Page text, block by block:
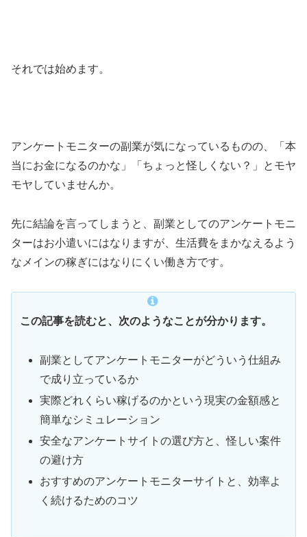
それでは始めます。
アンケートモニターの副業が気になっているものの、「本
当にお金になるのかな」「ちょっと怪しくない？」とモヤ
モヤしていませんか。
先に結論を言ってしまうと、副業としてのアンケートモニ
ターはお小遣いにはなりますが、生活費をまかなえるよう
なメインの稼ぎにはなりにくい働き方です。
この記事を読むと、次のようなことが分かります。
副業としてアンケートモニターがどういう仕組み
で成り立っているか
実際どれくらい稼げるのかという現実の金額感と
簡単なシミュレーション
安全なアンケートサイトの選び方と、怪しい案件
の避け方
おすすめのアンケートモニターサイトと、効率よ
く続けるためのコツ